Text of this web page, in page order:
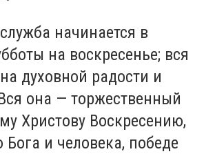
начинается в
на воскресенье; вся
духовной радости и
она — торжественный
Христову Воскресению,
и человека, победе